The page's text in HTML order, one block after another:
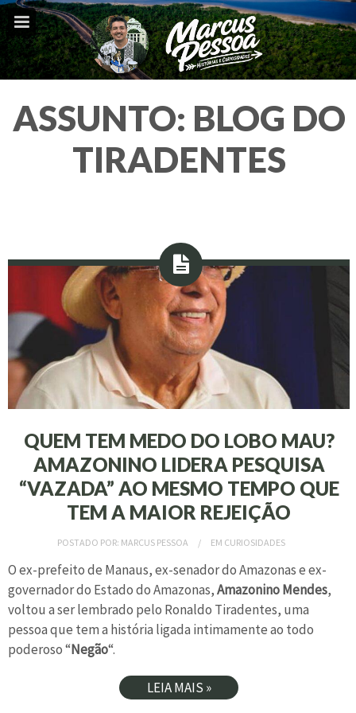
ASSUNTO: BLOG DO
TIRADENTES
QUEM TEM MEDO DO LOBO MAU?
AMAZONINO LIDERA PESQUISA
“VAZADA” AO MESMO TEMPO QUE
TEM A MAIOR REJEIÇÃO
POSTADO POR: MARCUS PESSOA EM CURIOSIDADES
O ex-prefeito de Manaus, ex-senador do Amazonas e ex-
governador do Estado do Amazonas,Amazonino Mendes,
voltou a ser lembrado pelo Ronaldo Tiradentes, uma
pessoa que tem a história ligada intimamente ao todo
poderoso “Negão“.
LEIA MAIS »